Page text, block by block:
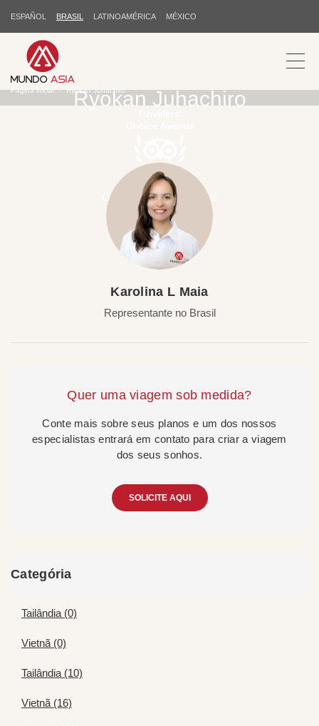
ESPAÑOL BRASIL LATINOAMÉRICA MÉXICO
Ryokan Juhachiro
Página inicial Ryokan Juhachiro
Obrigado pelo seu apoio!
Karolina L Maia
Representante no Brasil
Quer uma viagem sob medida?
Conte mais sobre seus planos e um dos nossos
especialistas entrará em contato para criar a viagem
dos seus sonhos.
SOLICITE AQUI
Categória
Tailândia (0)
Vietnã (0)
Tailândia (10)
Vietnã (16)